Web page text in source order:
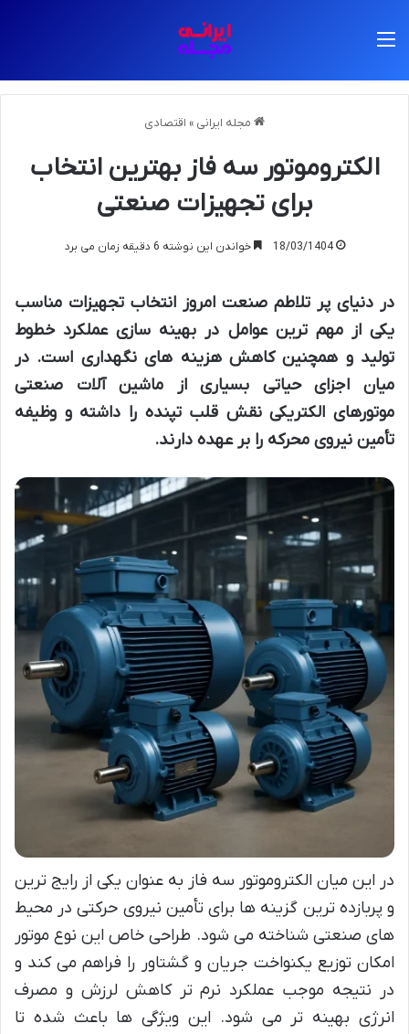
مجله ایرانی » اقتصادی
الکتروموتور سه فاز بهترین انتخاب
برای تجهیزات صنعتی
18/03/1404 خواندن این نوشته 6 دقیقه زمان می برد
در دنیای پر تلاطم صنعت امروز انتخاب تجهیزات مناسب
یکی از مهم ترین عوامل در بهینه سازی عملکرد خطوط
تولید و همچنین کاهش هزینه های نگهداری است. در
میان اجزای حیاتی بسیاری از ماشین آلات صنعتی
موتورهای الکتریکی نقش قلب تپنده را داشته و وظیفه
تأمین نیروی محرکه را بر عهده دارند.
در این میان الکتروموتور سه فاز به عنوان یکی از رایج ترین
و پربازده ترین گزینه ها برای تأمین نیروی حرکتی در محیط
های صنعتی شناخته می شود. طراحی خاص این نوع موتور
امکان توزیع یکنواخت جریان و گشتاور را فراهم می کند و
در نتیجه موجب عملکرد نرم تر کاهش لرزش و مصرف
انرژی بهینه تر می شود. این ویژگی ها باعث شده تا